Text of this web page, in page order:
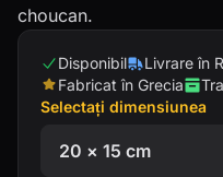
choucan.
Disponibil
Livrare în
Fabricat în Grecia
Selectați dimensiunea